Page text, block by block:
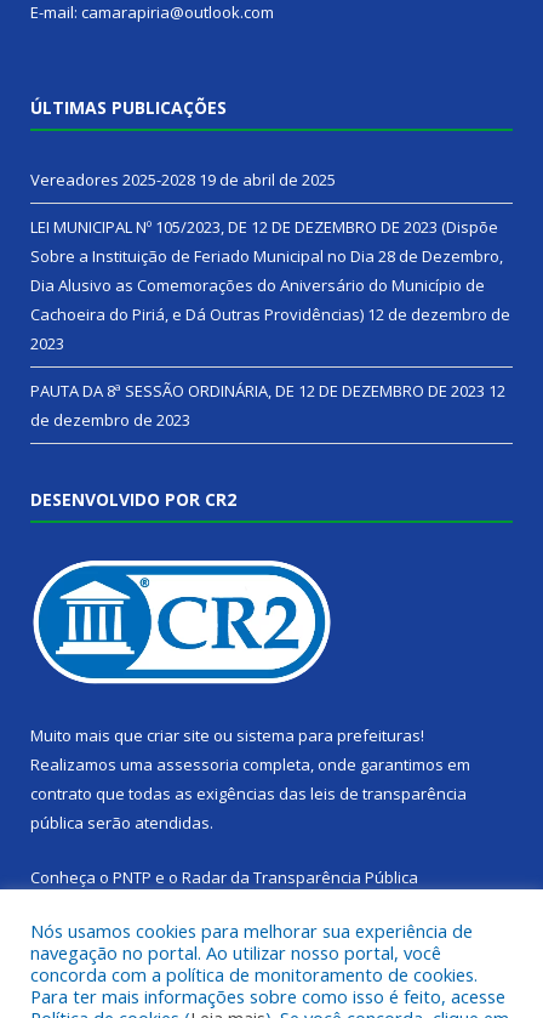
E-mail: camarapiria@outlook.com
ÚLTIMAS PUBLICAÇÕES
Vereadores 2025-2028 19 de abril de 2025
LEI MUNICIPAL Nº 105/2023, DE 12 DE DEZEMBRO DE 2023 (Dispõe
Sobre a Instituição de Feriado Municipal no Dia 28 de Dezembro,
Dia Alusivo as Comemorações do Aniversário do Município de
Cachoeira do Piriá, e Dá Outras Providências) 12 de dezembro de
2023
PAUTA DA 8ª SESSÃO ORDINÁRIA, DE 12 DE DEZEMBRO DE 2023 12
de dezembro de 2023
DESENVOLVIDO POR CR2
Muito mais que criar site ou sistema para prefeituras!
Realizamos uma assessoria completa, onde garantimos em
contrato que todas as exigências das leis de transparência
pública serão atendidas.
Conheça o PNTP e o Radar da Transparência Pública
Todos os direitos reservados a Câmara Municipal de Cachoeira
Nós usamos cookies para melhorar sua experiência de
navegação no portal. Ao utilizar nosso portal, você
concorda com a política de monitoramento de cookies.
Para ter mais informações sobre como isso é feito, acesse